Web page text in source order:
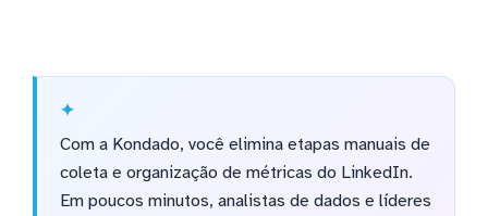
Com a Kondado, você elimina etapas manuais de
coleta e organização de métricas do LinkedIn.
Em poucos minutos, analistas de dados e líderes